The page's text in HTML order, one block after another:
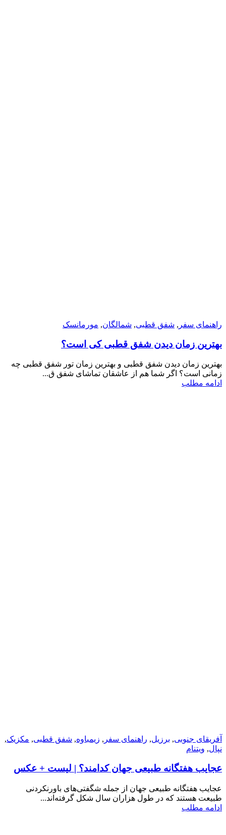
راهنمای سفر , شفق قطبی, شمالگان, مورمانسک
بهترین زمان دیدن شفق قطبی کی است؟
بهترین زمان دیدن شفق قطبی و بهترین زمان تور شفق قطبی چه
زمانی است؟ اگر شما هم از عاشقان تماشای شفق ق...
ادامه مطلب
آفریقای جنوبی, برزیل, راهنمای سفر , زیمباوه, شفق قطبی, مکزیک,
نپال, ویتنام
عجایب هفتگانه طبیعی جهان کدامند؟ | لیست + عکس
عجایب هفتگانه طبیعی جهان از جمله شگفتی‌های باورنکردنی
طبیعت هستند که در طول هزاران سال شکل گرفته‌اند...
ادامه مطلب